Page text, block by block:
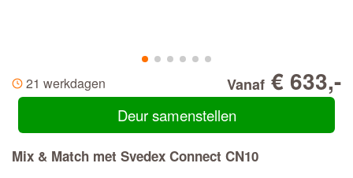
21 werkdagen Vanaf € 633,-
Deur samenstellen
Mix & Match met Svedex Connect CN10